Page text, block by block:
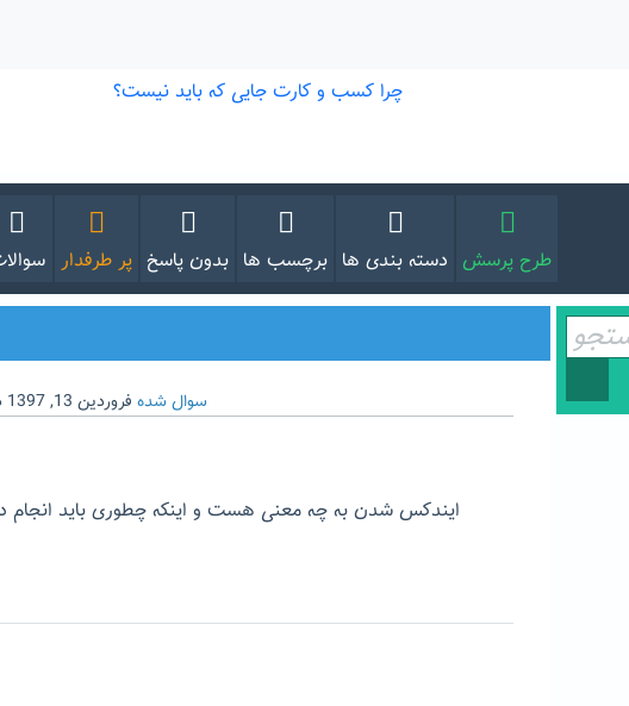
پر طرفدار بدون پاسخ برچسب ها دسته بندی ها طرح پرسش
سوال شده فروردین 13, 1397
ایندکس شدن به چه معنی هست و اینکه چطوری باید انجام